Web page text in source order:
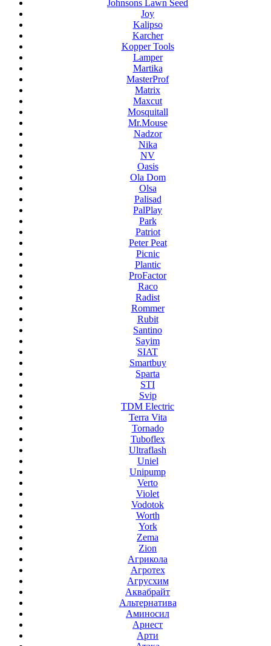
Johnsons Lawn Seed
Joy
Kalipso
Karcher
Kopper Tools
Lamper
Martika
MasterProf
Matrix
Maxcut
Mosquitall
Mr.Mouse
Nadzor
Nika
NV
Oasis
Ola Dom
Olsa
Palisad
PalPlay
Park
Patriot
Peter Peat
Picnic
Plantic
ProFactor
Raco
Radist
Rommer
Rubit
Santino
Sayim
SIAT
Smartbuy
Sparta
STI
Svip
TDM Electric
Terra Vita
Tornado
Tuboflex
Ultraflash
Uniel
Unipump
Verto
Violet
Vodotok
Worth
York
Zema
Zion
Агрикола
Агротех
Агрусхим
Аквабрайт
Альтернатива
Аминосил
Арнест
Арти